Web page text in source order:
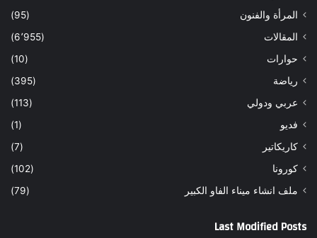
المرأة والفنون
(95)
المقالات
(6٬955)
حوارات
(10)
رياضة
(395)
عربي ودولي
(113)
فديو
(1)
كاريكاتير
(7)
كورونا
(102)
ملف انشاء ميناء الفاو الكبير
(79)
Last Modified Posts